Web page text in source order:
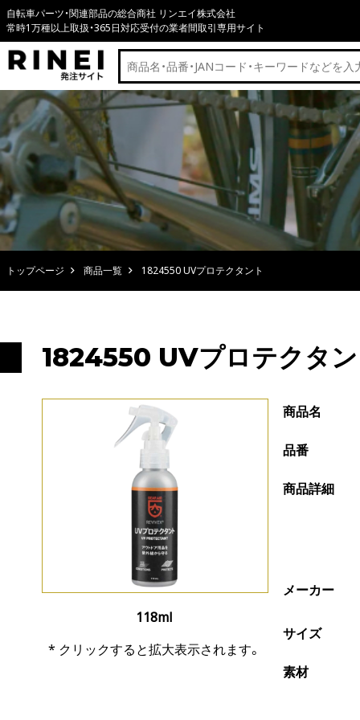
自転車パーツ・関連部品の総合商社 リンエイ株式会社
常時1万種以上取扱・365日対応受付の業者間取引専用サイト
トップページ 商品一覧 1824550 UVプロテクタント
1824550 UVプロテクタン
118ml
* クリックすると拡大表示されます。
商品名
品番
商品詳細
メーカー
サイズ
素材